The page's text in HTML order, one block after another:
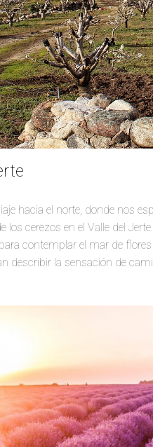
hacia el norte, donde nos
los cerezos en el Valle del
contemplar el mar de
describir la sensación de